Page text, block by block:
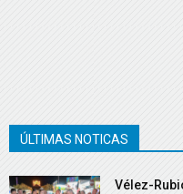
ÚLTIMAS NOTICAS
Vélez-